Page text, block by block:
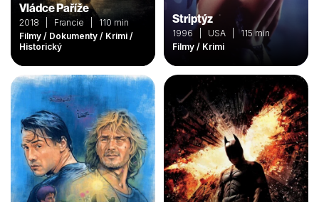
Vládce Paříže
2018 | Francie | 110 min
Filmy / Dokumenty / Krimi /
Historický
Striptýz
1996 | USA | 115 min
Filmy / Krimi